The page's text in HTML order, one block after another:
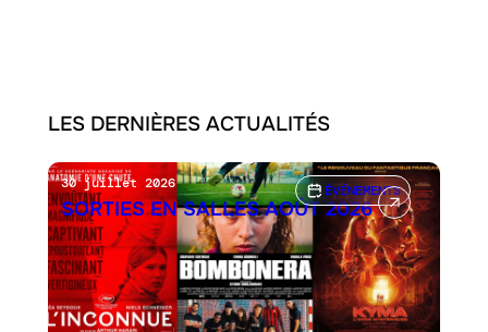
LES DERNIÈRES ACTUALITÉS
ÉVÉNEMENTS
30 juillet 2026
SORTIES EN SALLES AOÛT 2026